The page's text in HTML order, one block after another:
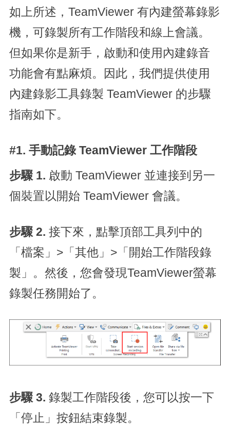
如上所述，TeamViewer 有內建螢幕錄影
機，可錄製所有工作階段和線上會議。
但如果你是新手，啟動和使用內建錄音
功能會有點麻煩。因此，我們提供使用
內建錄影工具錄製 TeamViewer 的步驟
指南如下。
#1. 手動記錄 TeamViewer 工作階段
步驟 1. 啟動 TeamViewer 並連接到另一
個裝置以開始 TeamViewer 會議。
步驟 2. 接下來，點擊頂部工具列中的
「檔案」>「其他」>「開始工作階段錄
製」。然後，您會發現TeamViewer螢幕
錄製任務開始了。
步驟 3. 錄製工作階段後，您可以按一下
「停止」按鈕結束錄製。